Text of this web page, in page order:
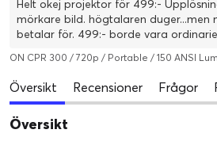
Helt okej projektor för 499:-
mörkare bild. högtalaren duger...men
betalar för. 499:- borde vara
ON CPR 300 / 720p / Portable / 150 ANSI
Översikt Recensioner Frågor
Översikt